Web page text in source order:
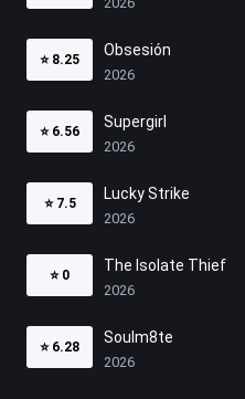
⭐ 8.25
Obsesión
2026
⭐ 6.56
Supergirl
2026
⭐ 7.5
Lucky Strike
2026
⭐ 0
The Isolate Thief
2026
⭐ 6.28
Soulm8te
2026